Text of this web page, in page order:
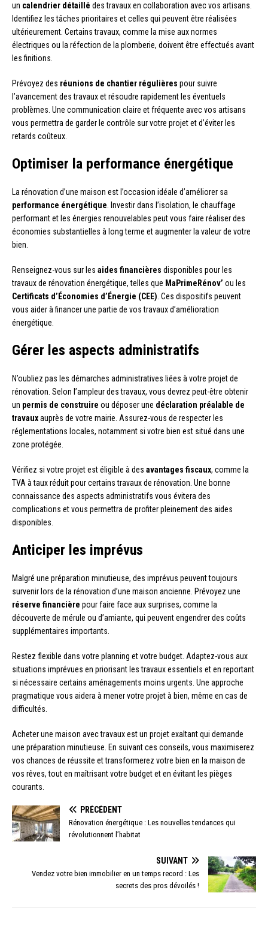
un calendrier détaillé des travaux en collaboration avec vos artisans.
Identifiez les tâches prioritaires et celles qui peuvent être réalisées
ultérieurement. Certains travaux, comme la mise aux normes
électriques ou la réfection de la plomberie, doivent être effectués avant
les finitions.
Prévoyez des réunions de chantier régulières pour suivre
l’avancement des travaux et résoudre rapidement les éventuels
problèmes. Une communication claire et fréquente avec vos artisans
vous permettra de garder le contrôle sur votre projet et d’éviter les
retards coûteux.
Optimiser la performance énergétique
La rénovation d’une maison est l’occasion idéale d’améliorer sa
performance énergétique . Investir dans l’isolation, le chauffage
performant et les énergies renouvelables peut vous faire réaliser des
économies substantielles à long terme et augmenter la valeur de votre
bien.
Renseignez-vous sur les aides financières disponibles pour les
travaux de rénovation énergétique, telles que MaPrimeRénov’ ou les
Certificats d’Économies d’Énergie (CEE) . Ces dispositifs peuvent
vous aider à financer une partie de vos travaux d’amélioration
énergétique.
Gérer les aspects administratifs
N’oubliez pas les démarches administratives liées à votre projet de
rénovation. Selon l’ampleur des travaux, vous devrez peut-être obtenir
un permis de construire ou déposer une déclaration préalable de
travauxauprès de votre mairie. Assurez-vous de respecter les
réglementations locales, notamment si votre bien est situé dans une
zone protégée.
Vérifiez si votre projet est éligible à des avantages fiscaux, comme la
TVA à taux réduit pour certains travaux de rénovation. Une bonne
connaissance des aspects administratifs vous évitera des
complications et vous permettra de profiter pleinement des aides
disponibles.
Anticiper les imprévus
Malgré une préparation minutieuse, des imprévus peuvent toujours
survenir lors de la rénovation d’une maison ancienne. Prévoyez une
réserve financière pour faire face aux surprises, comme la
découverte de mérule ou d’amiante, qui peuvent engendrer des coûts
supplémentaires importants.
Restez flexible dans votre planning et votre budget. Adaptez-vous aux
situations imprévues en priorisant les travaux essentiels et en reportant
si nécessaire certains aménagements moins urgents. Une approche
pragmatique vous aidera à mener votre projet à bien, même en cas de
difficultés.
Acheter une maison avec travaux est un projet exaltant qui demande
une préparation minutieuse. En suivant ces conseils, vous maximiserez
vos chances de réussite et transformerez votre bien en la maison de
vos rêves, tout en maîtrisant votre budget et en évitant les pièges
courants.
PRÉCÉDENT
Rénovation énergétique : Les nouvelles tendances qui
révolutionnent l’habitat
SUIVANT
Vendez votre bien immobilier en un temps record : Les
secrets des pros dévoilés !